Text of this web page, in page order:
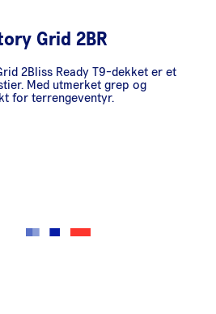
Grid 2BR
2Bliss Ready T9-dekket er et
Med utmerket grep og
for terrengeventyr.